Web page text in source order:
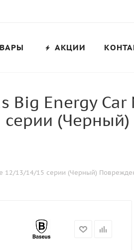
АКЦИИ
Big Energy
серии
12/13/14/15 серии (Черный)